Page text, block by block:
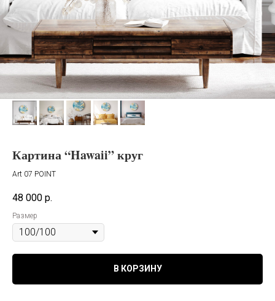
Картина “Hawaii” круг
Art 07 POINT
48 000 р.
Размер
В КОРЗИНУ